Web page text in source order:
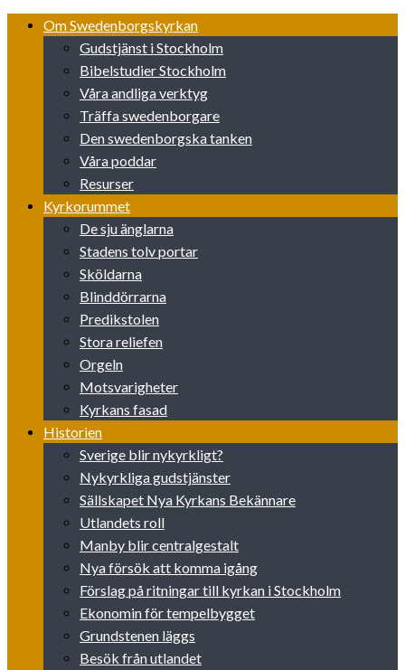
Skip
Om Swedenborgskyrkan
Gudstjänst i Stockholm
Bibelstudier Stockholm
Våra andliga verktyg
Träffa swedenborgare
Den swedenborgska tanken
Våra poddar
Resurser
Kyrkorummet
De sju änglarna
Stadens tolv portar
Sköldarna
Blinddörrarna
Predikstolen
Stora reliefen
Orgeln
Motsvarigheter
Kyrkans fasad
Historien
Sverige blir nykyrkligt?
Nykyrkliga gudstjänster
Sällskapet Nya Kyrkans Bekännare
Utlandets roll
Manby blir centralgestalt
Nya försök att komma igång
Förslag på ritningar till kyrkan i Stockholm
Ekonomin för tempelbygget
Grundstenen läggs
Besök från utlandet